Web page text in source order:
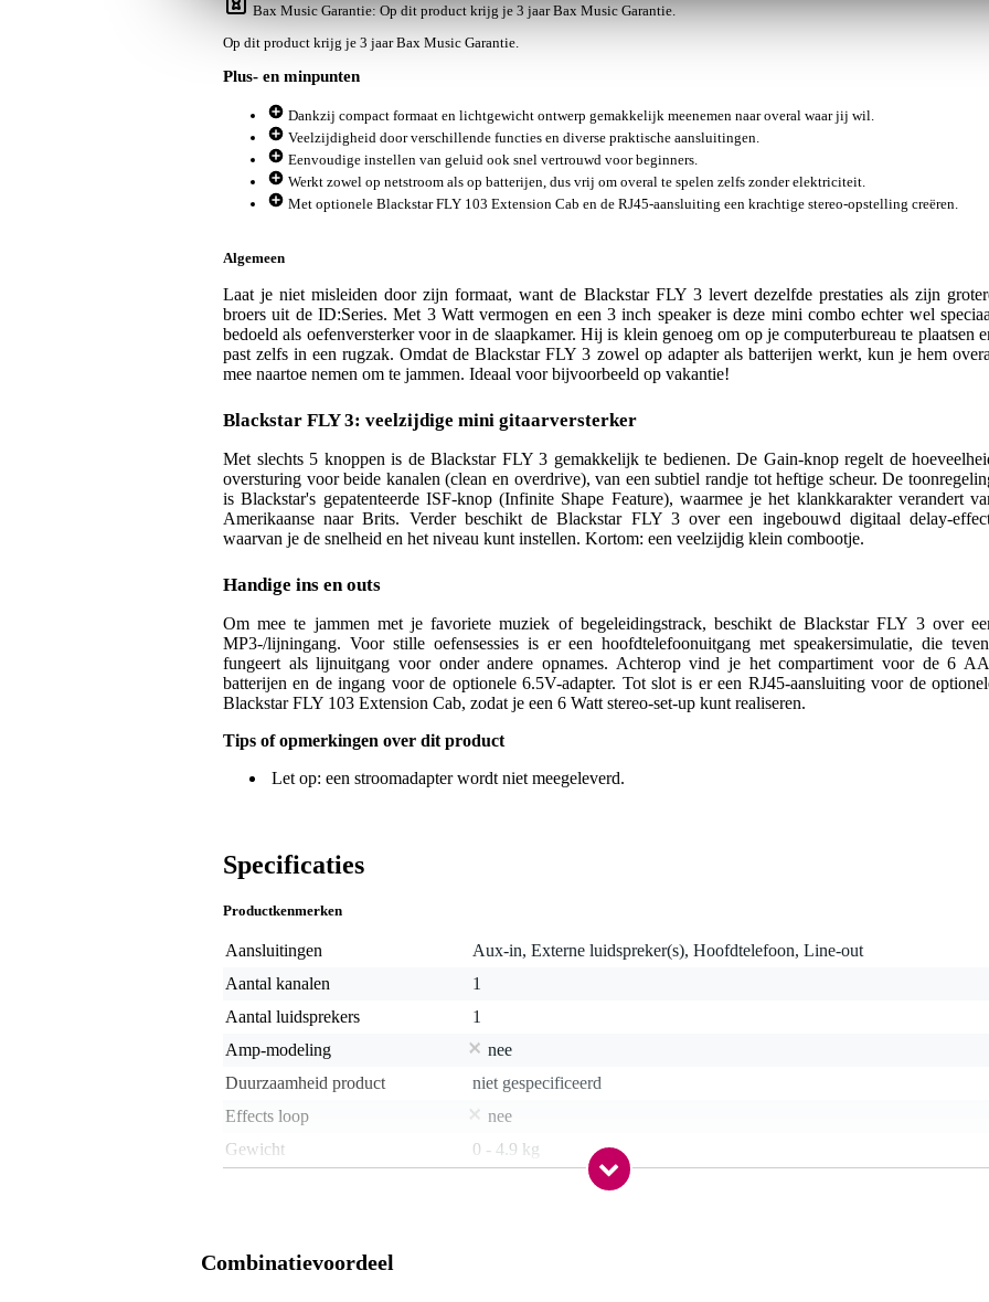
Bax Music Garantie: Op dit product krijg je 3 jaar Bax Music Garantie.
Op dit product krijg je 3 jaar Bax Music Garantie.
Plus- en minpunten
Dankzij compact formaat en lichtgewicht ontwerp gemakkelijk meenemen naar overal waar jij wil.
Veelzijdigheid door verschillende functies en diverse praktische aansluitingen.
Eenvoudige instellen van geluid ook snel vertrouwd voor beginners.
Werkt zowel op netstroom als op batterijen, dus vrij om overal te spelen zelfs zonder elektriciteit.
Met optionele Blackstar FLY 103 Extension Cab en de RJ45-aansluiting een krachtige stereo-opstelling creëren.
Algemeen
Laat je niet misleiden door zijn formaat, want de Blackstar FLY 3 levert dezelfde prestaties als zijn
broers uit de ID:Series. Met 3 Watt vermogen en een 3 inch speaker is deze mini combo echter wel
bedoeld als oefenversterker voor in de slaapkamer. Hij is klein genoeg om op je computerbureau te plaatsen
past zelfs in een rugzak. Omdat de Blackstar FLY 3 zowel op adapter als batterijen werkt, kun je hem
mee naartoe nemen om te jammen. Ideaal voor bijvoorbeeld op vakantie!
Blackstar FLY 3: veelzijdige mini gitaarversterker
Met slechts 5 knoppen is de Blackstar FLY 3 gemakkelijk te bedienen. De Gain-knop regelt de
oversturing voor beide kanalen (clean en overdrive), van een subtiel randje tot heftige scheur. De
is Blackstar's gepatenteerde ISF-knop (Infinite Shape Feature), waarmee je het klankkarakter verandert
Amerikaanse naar Brits. Verder beschikt de Blackstar FLY 3 over een ingebouwd digitaal delay-
waarvan je de snelheid en het niveau kunt instellen. Kortom: een veelzijdig klein combootje.
Handige ins en outs
Om mee te jammen met je favoriete muziek of begeleidingstrack, beschikt de Blackstar FLY 3 over
MP3-/lijningang. Voor stille oefensessies is er een hoofdtelefoonuitgang met speakersimulatie, die
fungeert als lijnuitgang voor onder andere opnames. Achterop vind je het compartiment voor de 6
batterijen en de ingang voor de optionele 6.5V-adapter. Tot slot is er een RJ45-aansluiting voor de
Blackstar FLY 103 Extension Cab, zodat je een 6 Watt stereo-set-up kunt realiseren.
Tips of opmerkingen over dit product
Let op: een stroomadapter wordt niet meegeleverd.
Specificaties
Productkenmerken
Aansluitingen
Aux-in, Externe luidspreker(s), Hoofdtelefoon, Line-out
Aantal kanalen
1
Aantal luidsprekers
1
Amp-modeling
nee
Duurzaamheid product
niet gespecificeerd
Effects loop
nee
Gewicht
0 - 4.9 kg
Combinatievoordeel